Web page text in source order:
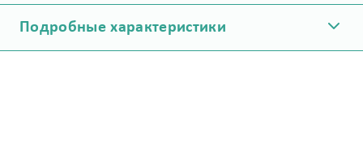
Подробные характеристики